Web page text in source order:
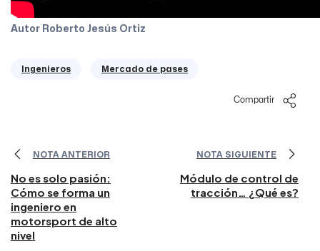
Autor Roberto Jesús Ortiz
Ingenieros Mercado de pases
Compartir
NOTA ANTERIOR
No es solo pasión:
Cómo se forma un
ingeniero en
motorsport de alto
nivel
NOTA SIGUIENTE
Módulo de control de
tracción… ¿Qué es?